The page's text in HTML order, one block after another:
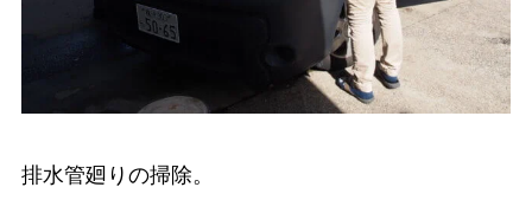
排水管廻りの掃除。